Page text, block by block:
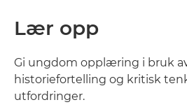
Lær opp
Gi ungdom opplæring i bruk
historiefortelling og kritisk
utfordringer.